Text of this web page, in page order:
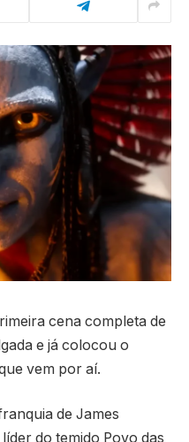
cena completa de
e já colocou o
vem por aí.
de James
do temido Povo das